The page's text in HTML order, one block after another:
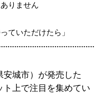
りません
ていただけたら」
城市）が発売した
ト上で注目を集めてい